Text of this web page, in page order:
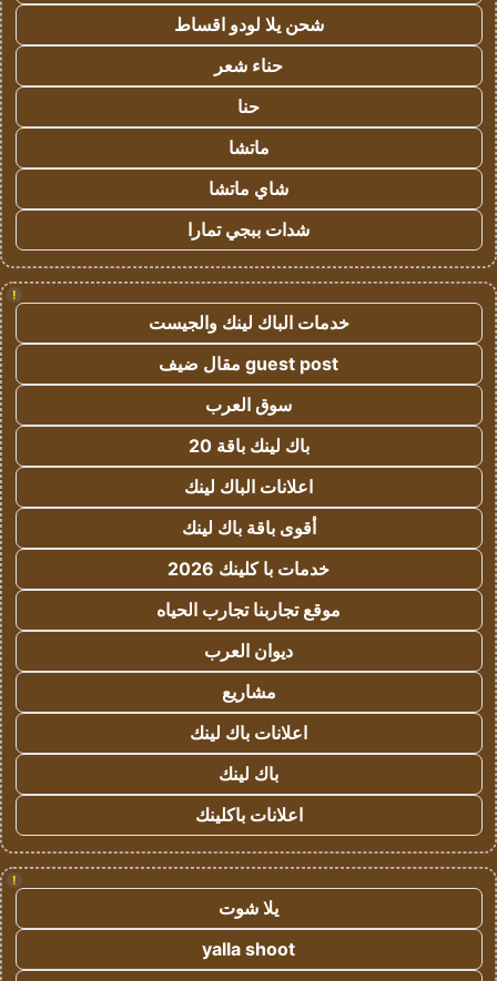
شحن يلا لودو اقساط
حناء شعر
حنا
ماتشا
شاي ماتشا
شدات ببجي تمارا
!
خدمات الباك لينك والجيست
guest post مقال ضيف
سوق العرب
باك لينك باقة 20
اعلانات الباك لينك
أقوى باقة باك لينك
خدمات با كلينك 2026
موقع تجاربنا تجارب الحياه
ديوان العرب
مشاريع
اعلانات باك لينك
باك لينك
اعلانات باكلينك
!
يلا شوت
yalla shoot